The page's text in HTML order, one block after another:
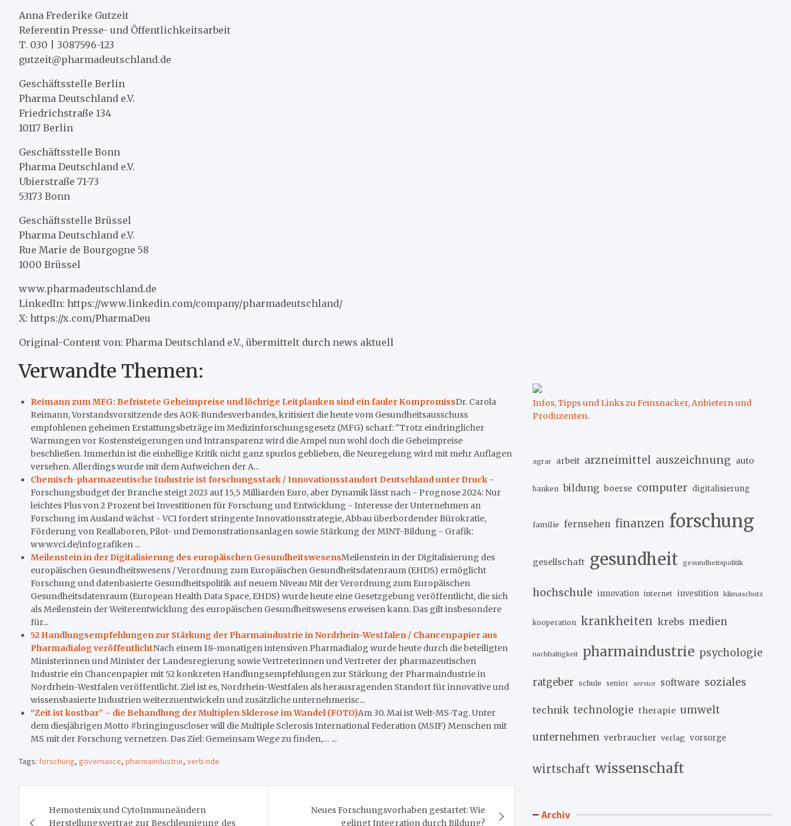
Anna Frederike Gutzeit
Referentin Presse- und Öffentlichkeitsarbeit
T. 030 | 3087596-123
gutzeit@pharmadeutschland.de
Geschäftsstelle Berlin
Pharma Deutschland e.V.
Friedrichstraße 134
10117 Berlin
Geschäftsstelle Bonn
Pharma Deutschland e.V.
Ubierstraße 71-73
53173 Bonn
Geschäftsstelle Brüssel
Pharma Deutschland e.V.
Rue Marie de Bourgogne 58
1000 Brüssel
www.pharmadeutschland.de
LinkedIn: https://www.linkedin.com/company/pharmadeutschland/
X: https://x.com/PharmaDeu
Original-Content von: Pharma Deutschland e.V., übermittelt durch news aktuell
Verwandte Themen:
Reimann zum MFG: Befristete Geheimpreise und löchrige Leitplanken sind ein fauler KompromissDr. Carola
Reimann, Vorstandsvorsitzende des AOK-Bundesverbandes, kritisiert die heute vom Gesundheitsausschuss
empfohlenen geheimen Erstattungsbeträge im Medizinforschungsgesetz (MFG) scharf: "Trotz eindringlicher
Warnungen vor Kostensteigerungen und Intransparenz wird die Ampel nun wohl doch die Geheimpreise
beschließen. Immerhin ist die einhellige Kritik nicht ganz spurlos geblieben, die Neuregelung wird mit mehr Auflagen
versehen. Allerdings wurde mit dem Aufweichen der A...
Chemisch-pharmazeutische Industrie ist forschungsstark / Innovationsstandort Deutschland unter Druck -
Forschungsbudget der Branche steigt 2023 auf 15,5 Milliarden Euro, aber Dynamik lässt nach - Prognose 2024: Nur
leichtes Plus von 2 Prozent bei Investitionen für Forschung und Entwicklung - Interesse der Unternehmen an
Forschung im Ausland wächst - VCI fordert stringente Innovationsstrategie, Abbau überbordender Bürokratie,
Förderung von Reallaboren, Pilot- und Demonstrationsanlagen sowie Stärkung der MINT-Bildung - Grafik:
www.vci.de/infografiken ...
Meilenstein in der Digitalisierung des europäischen GesundheitswesensMeilenstein in der Digitalisierung des
europäischen Gesundheitswesens / Verordnung zum Europäischen Gesundheitsdatenraum (EHDS) ermöglicht
Forschung und datenbasierte Gesundheitspolitik auf neuem Niveau Mit der Verordnung zum Europäischen
Gesundheitsdatenraum (European Health Data Space, EHDS) wurde heute eine Gesetzgebung veröffentlicht, die sich
als Meilenstein der Weiterentwicklung des europäischen Gesundheitswesens erweisen kann. Das gilt insbesondere
für...
52 Handlungsempfehlungen zur Stärkung der Pharmaindustrie in Nordrhein-Westfalen / Chancenpapier aus
Pharmadialog veröffentlichtNach einem 18-monatigen intensiven Pharmadialog wurde heute durch die beteiligten
Ministerinnen und Minister der Landesregierung sowie Vertreterinnen und Vertreter der pharmazeutischen
Industrie ein Chancenpapier mit 52 konkreten Handlungsempfehlungen zur Stärkung der Pharmaindustrie in
Nordrhein-Westfalen veröffentlicht. Ziel ist es, Nordrhein-Westfalen als herausragenden Standort für innovative und
wissensbasierte Industrien weiterzuentwickeln und zusätzliche unternehmerisc...
“Zeit ist kostbar” – die Behandlung der Multiplen Sklerose im Wandel (FOTO)Am 30. Mai ist Welt-MS-Tag. Unter
dem diesjährigen Motto #bringinguscloser will die Multiple Sclerosis International Federation (MSIF) Menschen mit
MS mit der Forschung vernetzen. Das Ziel: Gemeinsam Wege zu finden,… ...
Tags: forschung, governance, pharmaindustrie, verb-nde
Hemostemix und CytoImmuneändern
Herstellungsvertrag zur Beschleunigung des
Neues Forschungsvorhaben gestartet: Wie
gelingt Integration durch Bildung?
Infos, Tipps und Links zu Feinsnacker, Anbietern und
Produzenten.
agrar arbeit arzneimittel auszeichnung auto
banken bildung boerse computer digitalisierung
familie fernsehen finanzen forschung
gesellschaft gesundheit gesundheitspolitik
hochschule innovation internet investition klimaschutz
kooperation krankheiten krebs medien
nachhaltigkeit pharmaindustrie psychologie
ratgeber schule senior service software soziales
technik technologie therapie umwelt
unternehmen verbraucher verlag vorsorge
wirtschaft wissenschaft
Archiv